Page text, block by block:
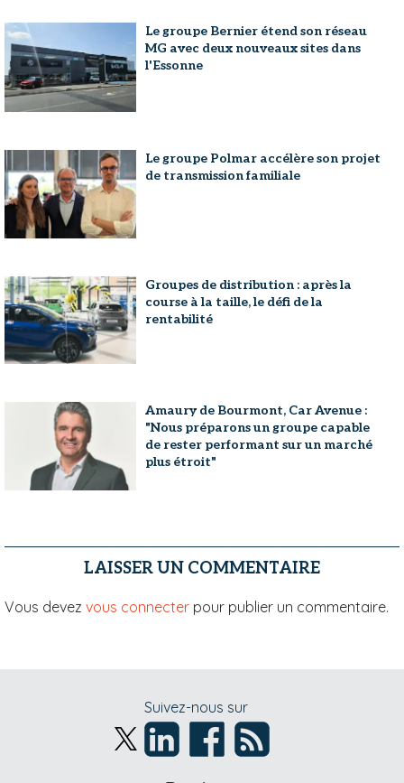
Le groupe Bernier étend son réseau
MG avec deux nouveaux sites dans
l'Essonne
Le groupe Polmar accélère son projet
de transmission familiale
Groupes de distribution : après la
course à la taille, le défi de la
rentabilité
Amaury de Bourmont, Car Avenue :
"Nous préparons un groupe capable
de rester performant sur un marché
plus étroit"
LAISSER UN COMMENTAIRE
Vous devez vous connecter pour publier un commentaire.
Suivez-nous sur